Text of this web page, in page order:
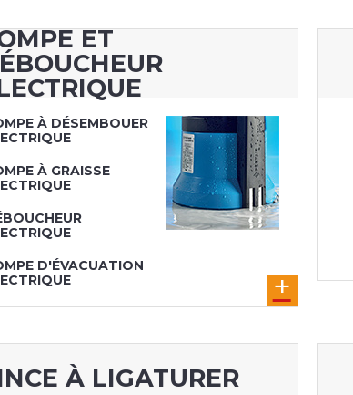
ET
À DÉSEMBOUER
À GRAISSE
D'ÉVACUATION
À LIGATURER